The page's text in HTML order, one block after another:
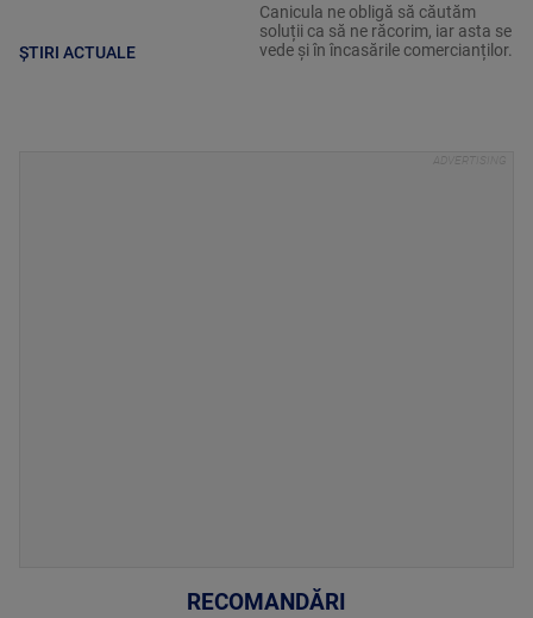
ȘTIRI ACTUALE
Canicula ne obligă să căutăm
soluții ca să ne răcorim, iar asta se
vede și în încasările comercianților.
RECOMANDĂRI